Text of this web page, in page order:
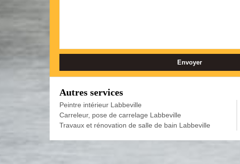
Autres services
Peintre intérieur Labbeville
Carreleur, pose de carrelage Labbeville
Travaux et rénovation de salle de bain Labbeville